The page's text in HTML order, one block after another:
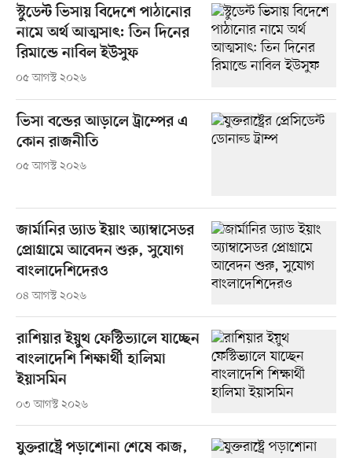
স্টুডেন্ট ভিসায় বিদেশে পাঠানোর
নামে অর্থ আত্মসাৎ: তিন দিনের
রিমান্ডে নাবিল ইউসুফ
০৫ আগস্ট ২০২৬
ভিসা বন্ডের আড়ালে ট্রাম্পের এ
কোন রাজনীতি
০৫ আগস্ট ২০২৬
জার্মানির ড্যাড ইয়াং অ্যাম্বাসেডর
প্রোগ্রামে আবেদন শুরু, সুযোগ
বাংলাদেশিদেরও
০৪ আগস্ট ২০২৬
রাশিয়ার ইয়ুথ ফেস্টিভ্যালে যাচ্ছেন
বাংলাদেশি শিক্ষার্থী হালিমা
ইয়াসমিন
০৩ আগস্ট ২০২৬
যুক্তরাষ্ট্রে পড়াশোনা শেষে কাজ,